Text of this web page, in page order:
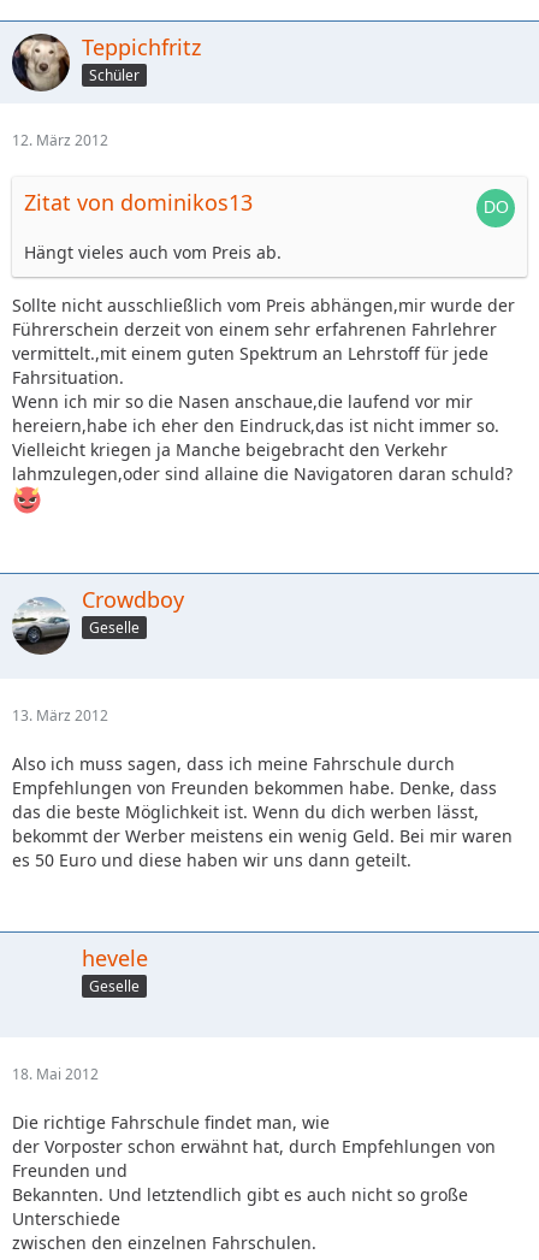
Teppichfritz
Schüler
12. März 2012
Zitat von dominikos13
Hängt vieles auch vom Preis ab.
Sollte nicht ausschließlich vom Preis abhängen,mir wurde der
Führerschein derzeit von einem sehr erfahrenen Fahrlehrer
vermittelt.,mit einem guten Spektrum an Lehrstoff für jede
Fahrsituation.
Wenn ich mir so die Nasen anschaue,die laufend vor mir
hereiern,habe ich eher den Eindruck,das ist nicht immer so.
Vielleicht kriegen ja Manche beigebracht den Verkehr
lahmzulegen,oder sind allaine die Navigatoren daran schuld?
Crowdboy
Geselle
13. März 2012
Also ich muss sagen, dass ich meine Fahrschule durch
Empfehlungen von Freunden bekommen habe. Denke, dass
das die beste Möglichkeit ist. Wenn du dich werben lässt,
bekommt der Werber meistens ein wenig Geld. Bei mir waren
es 50 Euro und diese haben wir uns dann geteilt.
hevele
Geselle
18. Mai 2012
Die richtige Fahrschule findet man, wie
der Vorposter schon erwähnt hat, durch Empfehlungen von
Freunden und
Bekannten. Und letztendlich gibt es auch nicht so große
Unterschiede
zwischen den einzelnen Fahrschulen.